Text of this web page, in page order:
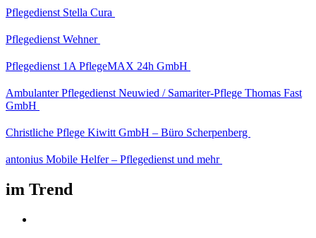
Pflegedienst Stella Cura
Pflegedienst Wehner
Pflegedienst 1A PflegeMAX 24h GmbH
Ambulanter Pflegedienst Neuwied / Samariter-Pflege Thomas Fast
GmbH
Christliche Pflege Kiwitt GmbH – Büro Scherpenberg
antonius Mobile Helfer – Pflegedienst und mehr
im Trend